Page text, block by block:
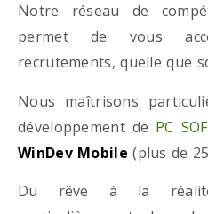
Notre réseau de
permet de vous
recrutements, quelle que
Nous maîtrisons
développement de PC
WinDev Mobile (plus de
Du rêve à la